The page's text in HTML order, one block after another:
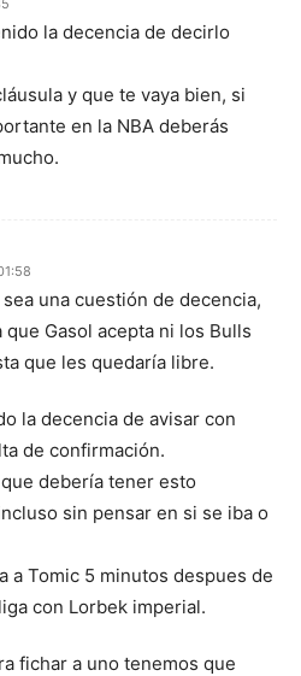
la decencia de decirlo
y que te vaya bien, si
en la NBA deberás
una cuestión de decencia,
que Gasol acepta ni los Bulls
que les quedaría libre.
la decencia de avisar con
de confirmación.
debería tener esto
sin pensar en si se iba o
a Tomic 5 minutos despues de
con Lorbek imperial.
fichar a uno tenemos que